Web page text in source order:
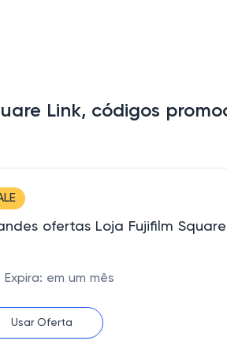
Link, códigos
ofertas Loja Fujifilm
Expira: em um mês
Usar Oferta